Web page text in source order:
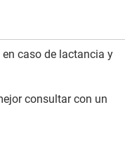
caso de lactancia y
consultar con un